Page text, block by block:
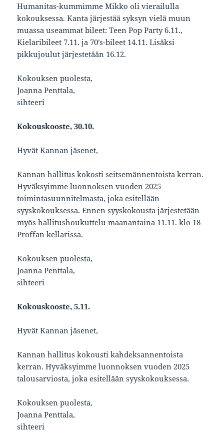
Humanitas-kummimme Mikko oli vierailulla
kokouksessa. Kanta järjestää syksyn vielä muun
muassa useammat bileet: Teen Pop Party 6.11.,
Kielaribileet 7.11. ja 70’s-bileet 14.11. Lisäksi
pikkujoulut järjestetään 16.12.
Kokouksen puolesta,
Joanna Penttala,
sihteeri
Kokouskooste, 30.10.
Hyvät Kannan jäsenet,
Kannan hallitus kokosti seitsemännentoista kerran.
Hyväksyimme luonnoksen vuoden 2025
toimintasuunnitelmasta, joka esitellään
syyskokouksessa. Ennen syyskokousta järjestetään
myös hallitushoukuttelu maanantaina 11.11. klo 18
Proffan kellarissa.
Kokouksen puolesta,
Joanna Penttala,
sihteeri
Kokouskooste, 5.11.
Hyvät Kannan jäsenet,
Kannan hallitus kokousti kahdeksannentoista
kerran. Hyväksyimme luonnoksen vuoden 2025
talousarviosta, joka esitellään syyskokouksessa.
Kokouksen puolesta,
Joanna Penttala,
sihteeri